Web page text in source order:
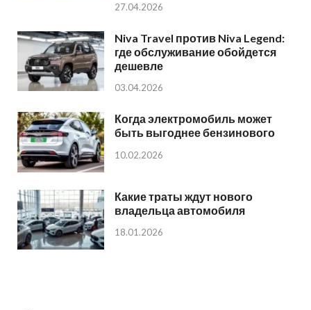
27.04.2026
Niva Travel против Niva Legend:
где обслуживание обойдется
дешевле
03.04.2026
Когда электромобиль может
быть выгоднее бензинового
10.02.2026
Какие траты ждут нового
владельца автомобиля
18.01.2026